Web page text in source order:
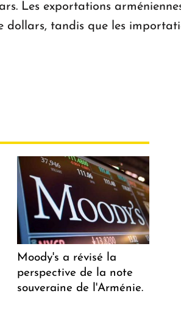
Les exportations
dollars, tandis que les
Moody's a révisé la
perspective de la note
souveraine de l'Arménie.